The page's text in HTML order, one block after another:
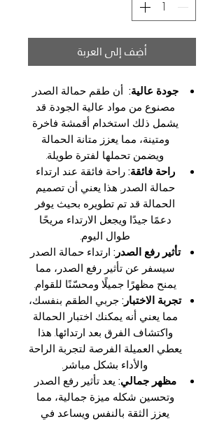
أضِف إلى العربة
جودة عالية: أن طقم حمالة الصدر
مصنوع من مواد عالية الجودة. قد
يشمل ذلك استخدام أقمشة فاخرة
ومتينة، مما يعزز متانة الحمالة
ويضمن تحملها لفترة طويلة.
راحة فائقة:راحة فائقة عند ارتداء
حمالة الصدر. هذا يعني أن تصميم
الحمالة قد تم تطويره بحيث يوفر
دعمًا جيدًا ويجعل الارتداء مريحًا
طوال اليوم.
تأثير رفع الصدر: ارتداء حمالة الصدر
سيسفر عن تأثير رفع الصدر، مما
يمنح مظهرًا جميلًا ومحسّنًا للقوام.
تجربة الاختبار:جربي الطقم بنفسك،
مما يعني أنه يمكنك اختبار الحمالة
واكتشاف الفرق بعد ارتدائها. هذا
يعطي العميلة الفرصة لتجربة الراحة
والأداء بشكل مباشر.
مظهر جمالي: يعد تأثير رفع الصدر
وتحسين شكله ميزة جمالية، مما
يعزز الثقة بالنفس ويساعد في